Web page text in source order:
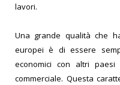
lavori.
Una grande qualità che
europei è di essere
economici con altri
commerciale. Questa